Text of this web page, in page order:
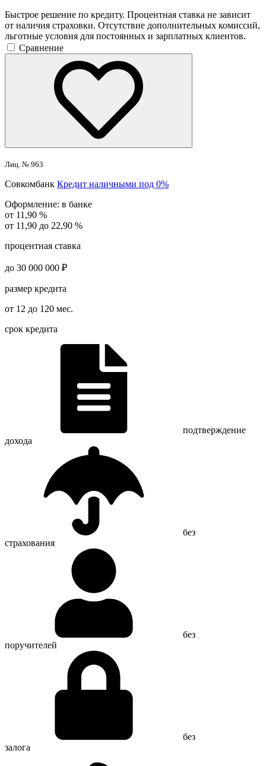
Быстрое решение по кредиту. Процентная ставка не зависит
от наличия страховки. Отсутствие дополнительных комиссий,
льготные условия для постоянных и зарплатных клиентов.
Сравнение
Лиц. № 963
Совкомбанк Кредит наличными под 0%
Оформление: в банке
от 11,90 %
от 11,90 до 22,90 %
процентная ставка
до 30 000 000 ₽
размер кредита
от 12 до 120 мес.
срок кредита
подтверждение
дохода
без
страхования
без
поручителей
без
залога